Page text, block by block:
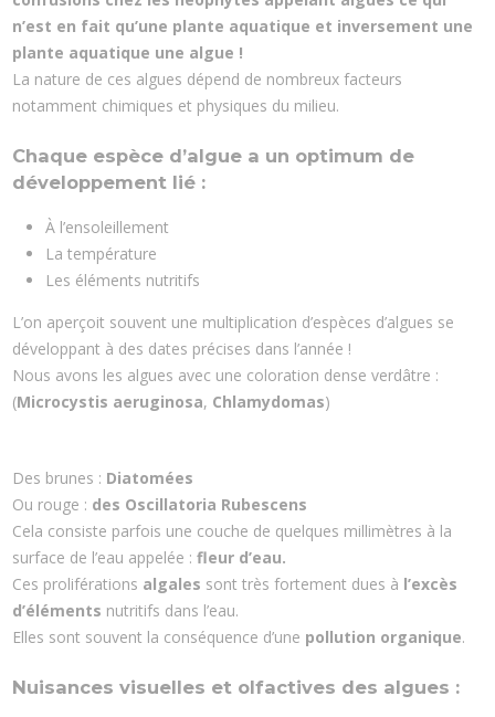
n’est en fait qu’une plante aquatique et inversement une
plante aquatique une algue !
La nature de ces algues dépend de nombreux facteurs
notamment chimiques et physiques du milieu.
Chaque espèce d’algue a un optimum de
développement lié :
À l’ensoleillement
La température
Les éléments nutritifs
L’on aperçoit souvent une multiplication d’espèces d’algues se
développant à des dates précises dans l’année !
Nous avons les algues avec une coloration dense verdâtre :
(Microcystis aeruginosa, Chlamydomas)
Des brunes : Diatomées
Ou rouge : des Oscillatoria Rubescens
Cela consiste parfois une couche de quelques millimètres à la
surface de l’eau appelée :fleur d’eau.
Ces proliférations algales sont très fortement dues à l’excès
d’éléments nutritifs dans l’eau.
Elles sont souvent la conséquence d’une pollution organique.
Nuisances visuelles et olfactives des algues :